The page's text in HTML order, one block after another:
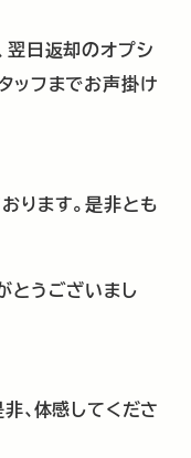
翌日返却のオプシ
ッフまでお声掛け
ります。是非とも
とうございまし
､体感してくださ